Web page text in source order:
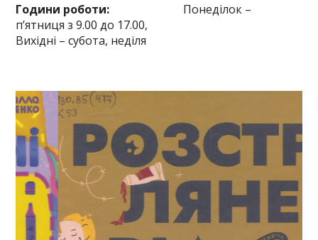
Години роботи: Понеділок –
п’ятниця з 9.00 до 17.00,
Вихідні – субота, неділя